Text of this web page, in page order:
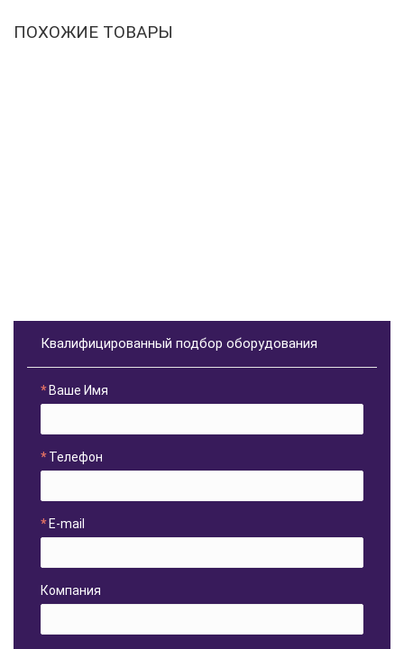
ПОХОЖИЕ ТОВАРЫ
Квалифицированный подбор оборудования
Ваше Имя
Телефон
E-mail
Компания